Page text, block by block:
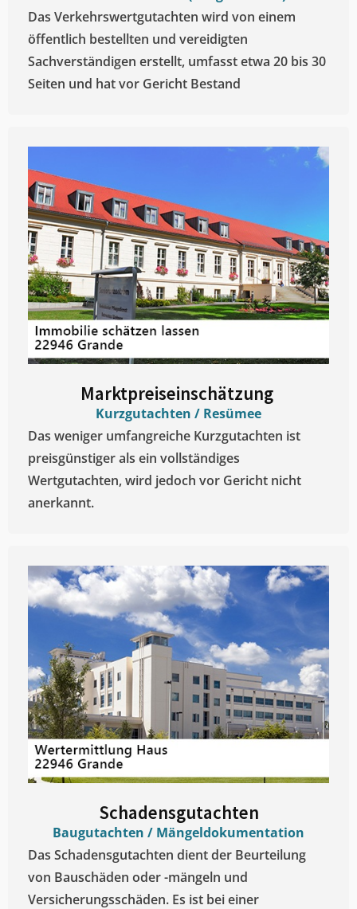
Das Verkehrswertgutachten wird von einem
öffentlich bestellten und vereidigten
Sachverständigen erstellt, umfasst etwa 20 bis 30
Seiten und hat vor Gericht Bestand
Marktpreiseinschätzung ​
Kurzgutachten / Resümee
Das weniger umfangreiche Kurzgutachten ist
preisgünstiger als ein vollständiges
Wertgutachten, wird jedoch vor Gericht nicht
anerkannt.
Schadensgutachten
Baugutachten / Mängeldokumentation
Das Schadensgutachten dient der Beurteilung
von Bauschäden oder -mängeln und
Versicherungsschäden. Es ist bei einer